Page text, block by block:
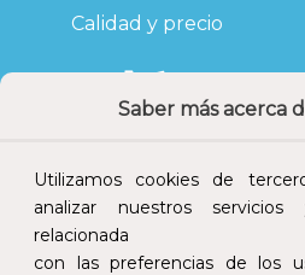
Saber más acerca
Utilizamos cookies de
analizar nuestros
relacionada
con las preferencias de los
Calidad y precio